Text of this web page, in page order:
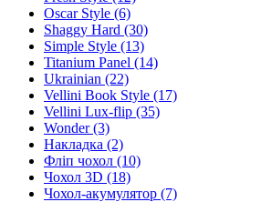
Oscar Style (6)
Shaggy Hard (30)
Simple Style (13)
Titanium Panel (14)
Ukrainian (22)
Vellini Book Style (17)
Vellini Lux-flip (35)
Wonder (3)
Накладка (2)
Фліп чохол (10)
Чохол 3D (18)
Чохол-акумулятор (7)